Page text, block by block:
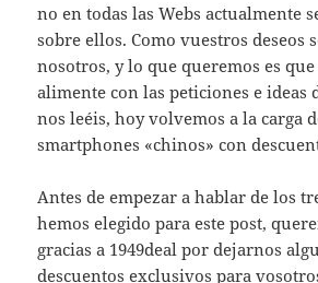
no en todas las Webs actualmente
sobre ellos. Como vuestros deseos
nosotros, y lo que queremos es que
alimente con las peticiones e ideas
nos leéis, hoy volvemos a la carga
smartphones «chinos» con
Antes de empezar a hablar de los
hemos elegido para este post,
gracias a 1949deal por dejarnos
descuentos exclusivos para